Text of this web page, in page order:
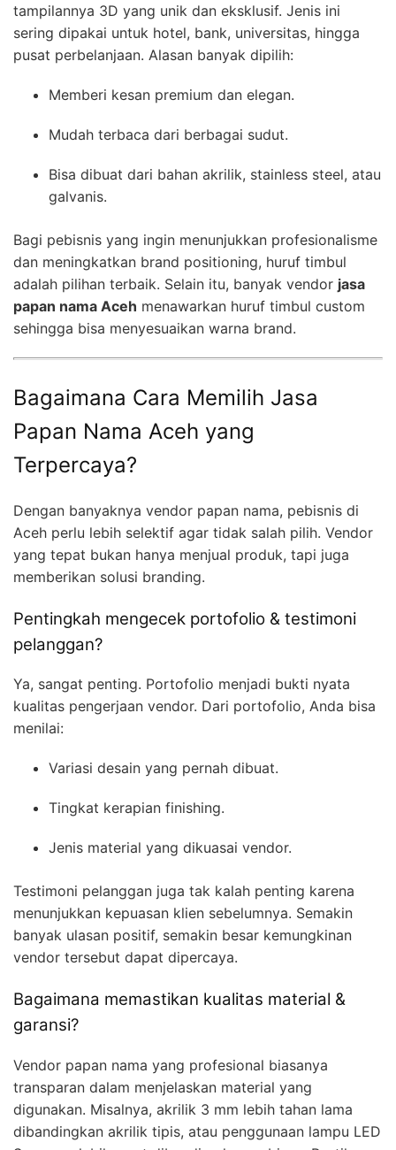
tampilannya 3D yang unik dan eksklusif. Jenis ini
sering dipakai untuk hotel, bank, universitas, hingga
pusat perbelanjaan. Alasan banyak dipilih:
Memberi kesan premium dan elegan.
Mudah terbaca dari berbagai sudut.
Bisa dibuat dari bahan akrilik, stainless steel, atau
galvanis.
Bagi pebisnis yang ingin menunjukkan profesionalisme
dan meningkatkan brand positioning, huruf timbul
adalah pilihan terbaik. Selain itu, banyak vendor jasa
papan nama Aceh menawarkan huruf timbul custom
sehingga bisa menyesuaikan warna brand.
Bagaimana Cara Memilih Jasa
Papan Nama Aceh yang
Terpercaya?
Dengan banyaknya vendor papan nama, pebisnis di
Aceh perlu lebih selektif agar tidak salah pilih. Vendor
yang tepat bukan hanya menjual produk, tapi juga
memberikan solusi branding.
Pentingkah mengecek portofolio & testimoni
pelanggan?
Ya, sangat penting. Portofolio menjadi bukti nyata
kualitas pengerjaan vendor. Dari portofolio, Anda bisa
menilai:
Variasi desain yang pernah dibuat.
Tingkat kerapian finishing.
Jenis material yang dikuasai vendor.
Testimoni pelanggan juga tak kalah penting karena
menunjukkan kepuasan klien sebelumnya. Semakin
banyak ulasan positif, semakin besar kemungkinan
vendor tersebut dapat dipercaya.
Bagaimana memastikan kualitas material &
garansi?
Vendor papan nama yang profesional biasanya
transparan dalam menjelaskan material yang
digunakan. Misalnya, akrilik 3 mm lebih tahan lama
dibandingkan akrilik tipis, atau penggunaan lampu LED